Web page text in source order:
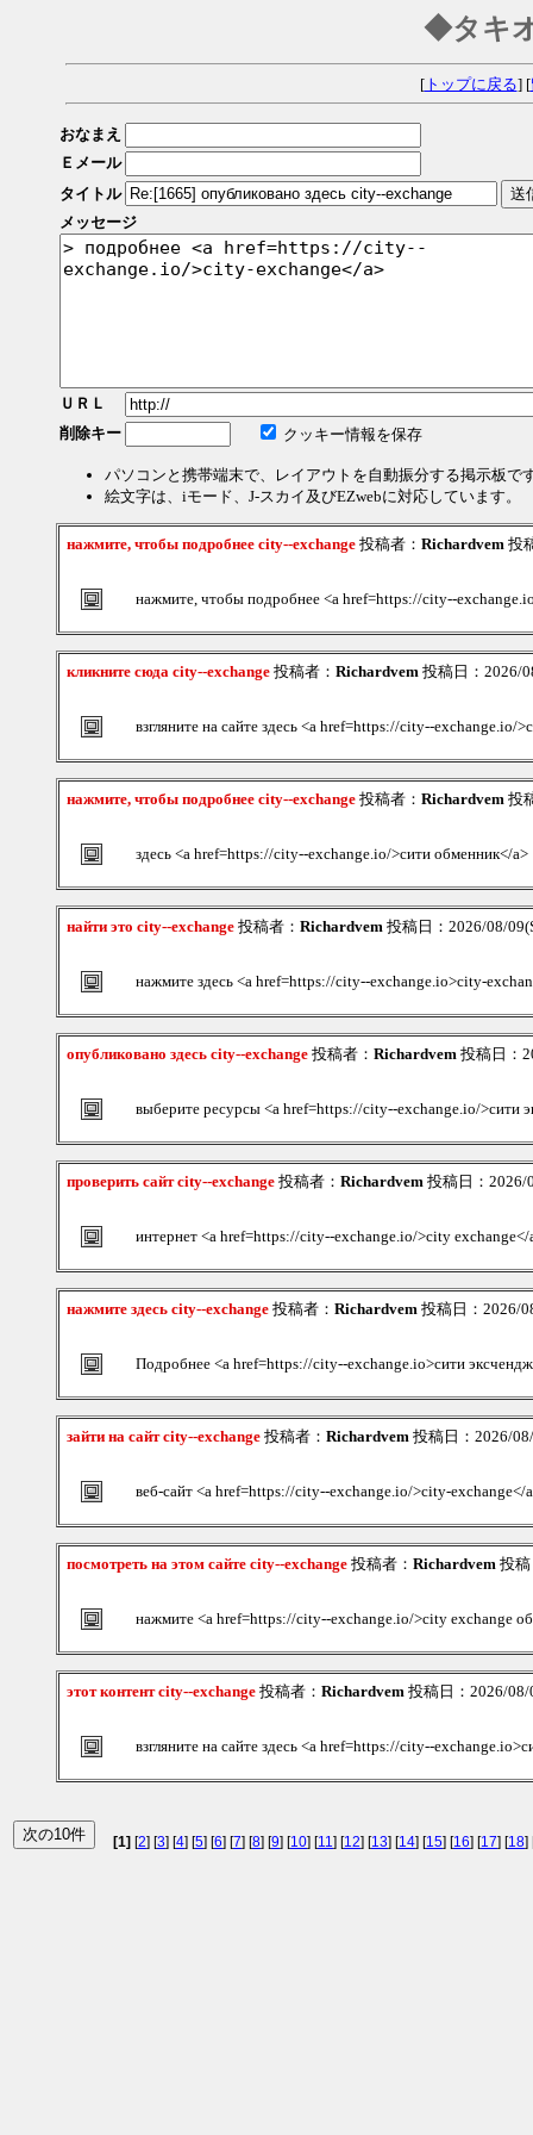
◆タキ
[トップに戻る] [
おなまえ
Ｅメール
タイトル
メッセージ
ＵＲＬ
削除キー
クッキー情報を保存
パソコンと携帯端末で、レイアウトを自動振分する掲示板で
絵文字は、iモード、J-スカイ及びEZwebに対応しています。
нажмите, чтобы подробнее city--exchange 投稿者： Richardvem 投
нажмите, чтобы подробнее <a href=https://city--
кликните сюда city--exchange 投稿者： Richardvem 投稿日：2026/
взгляните на сайте здесь <a href=https://city--exchange.io/
нажмите, чтобы подробнее city--exchange 投稿者： Richardvem 投
здесь <a href=https://city--exchange.io/>сити обменник</a>
найти это city--exchange 投稿者： Richardvem 投稿日：2026/08/
нажмите здесь <a href=https://city--exchange.io>city-
опубликовано здесь city--exchange 投稿者： Richardvem 投稿日：
выберите ресурсы <a href=https://city--exchange.io/>сити
проверить сайт city--exchange 投稿者： Richardvem 投稿日：
интернет <a href=https://city--exchange.io/>city exchange</
нажмите здесь city--exchange 投稿者： Richardvem 投稿日：2026/
Подробнее <a href=https://city--exchange.io>сити
зайти на сайт city--exchange 投稿者： Richardvem 投稿日：2026/
веб-сайт <a href=https://city--exchange.io/>city-exchange</
посмотреть на этом сайте city--exchange 投稿者： Richardvem 投
нажмите <a href=https://city--exchange.io/>city exchange
этот контент city--exchange 投稿者： Richardvem 投稿日：2026/
взгляните на сайте здесь <a href=https://city--
[1] [2] [3] [4] [5] [6] [7] [8] [9] [10] [11] [12] [13] [14] [15] [16] [17] [18]